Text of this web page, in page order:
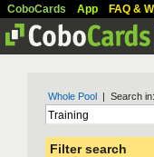
CoboCards App FAQ &
Whole Pool | Search
Filter search